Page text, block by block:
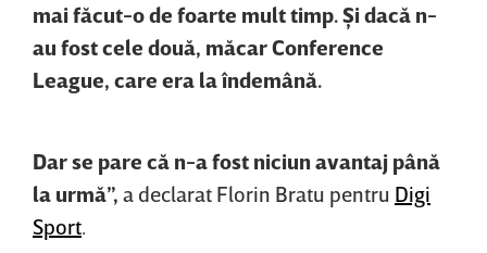
mai făcut-o de foarte mult timp. Şi dacă n-
au fost cele două, măcar Conference
League, care era la îndemână.
Dar se pare că n-a fost niciun avantaj până
la urmă”, a declarat Florin Bratu pentru Digi
Sport.